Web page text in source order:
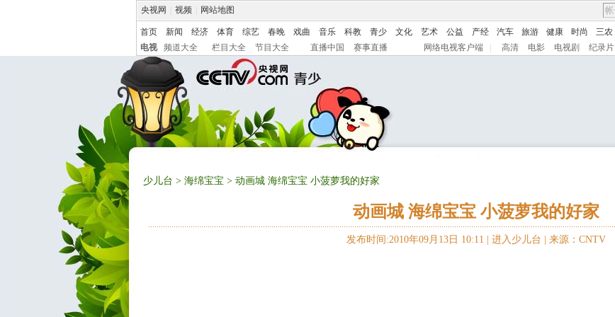
央视网 视频 网站地图
首页 新闻 经济 体育 综艺 春晚 戏曲 音乐 科教 青少 文化 艺术 公益 产经 汽车 旅游 健康 时尚 三农
电视
频道大全 栏目大全 节目大全 直播中国 赛事直播 网络电视客户端 高清 电影 电视剧 纪录片
少儿台 > 海绵宝宝 > 动画城 海绵宝宝 小菠萝我的好家
动画城 海绵宝宝 小菠萝我的好家
发布时间:2010年09月13日 10:11 | 进入少儿台 来源：CNTV